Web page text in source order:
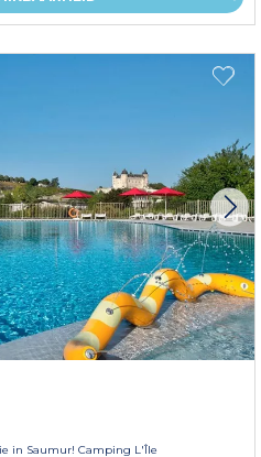
in Saumur! Camping L'Île